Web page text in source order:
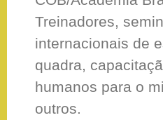
Treinadores,
internacionais de
quadra,
humanos para o
outros.